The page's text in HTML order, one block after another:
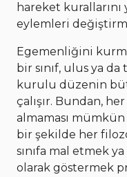
hareket
eylemleri
Egemenliğini
bir sınıf, ulus ya
kurulu düzenin
çalışır. Bundan,
almaması
bir şekilde her
sınıfa mal etmek
olarak göstermek